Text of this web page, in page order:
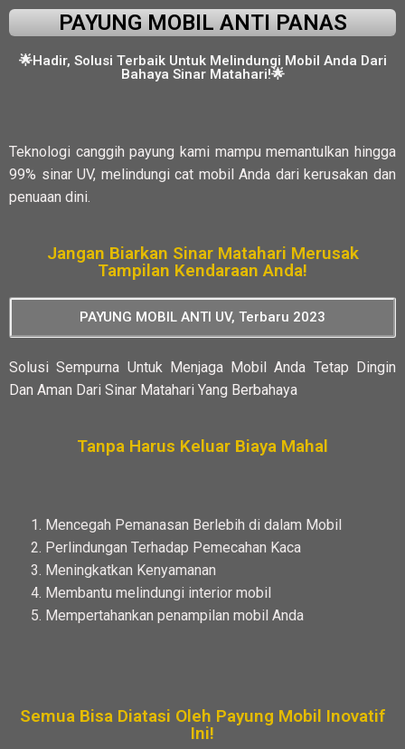
PAYUNG MOBIL ANTI PANAS
🌟Hadir, Solusi Terbaik Untuk Melindungi Mobil Anda Dari
Bahaya Sinar Matahari!🌟
Teknologi canggih payung kami mampu memantulkan hingga
99% sinar UV, melindungi cat mobil Anda dari kerusakan dan
penuaan dini.
Jangan Biarkan Sinar Matahari Merusak
Tampilan Kendaraan Anda!
PAYUNG MOBIL ANTI UV, Terbaru 2023
Solusi Sempurna Untuk Menjaga Mobil Anda Tetap Dingin
Dan Aman Dari Sinar Matahari Yang Berbahaya
Tanpa Harus Keluar Biaya Mahal
Mencegah Pemanasan Berlebih di dalam Mobil
Perlindungan Terhadap Pemecahan Kaca
Meningkatkan Kenyamanan
Membantu melindungi interior mobil
Mempertahankan penampilan mobil Anda
Semua Bisa Diatasi Oleh Payung Mobil Inovatif
Ini!